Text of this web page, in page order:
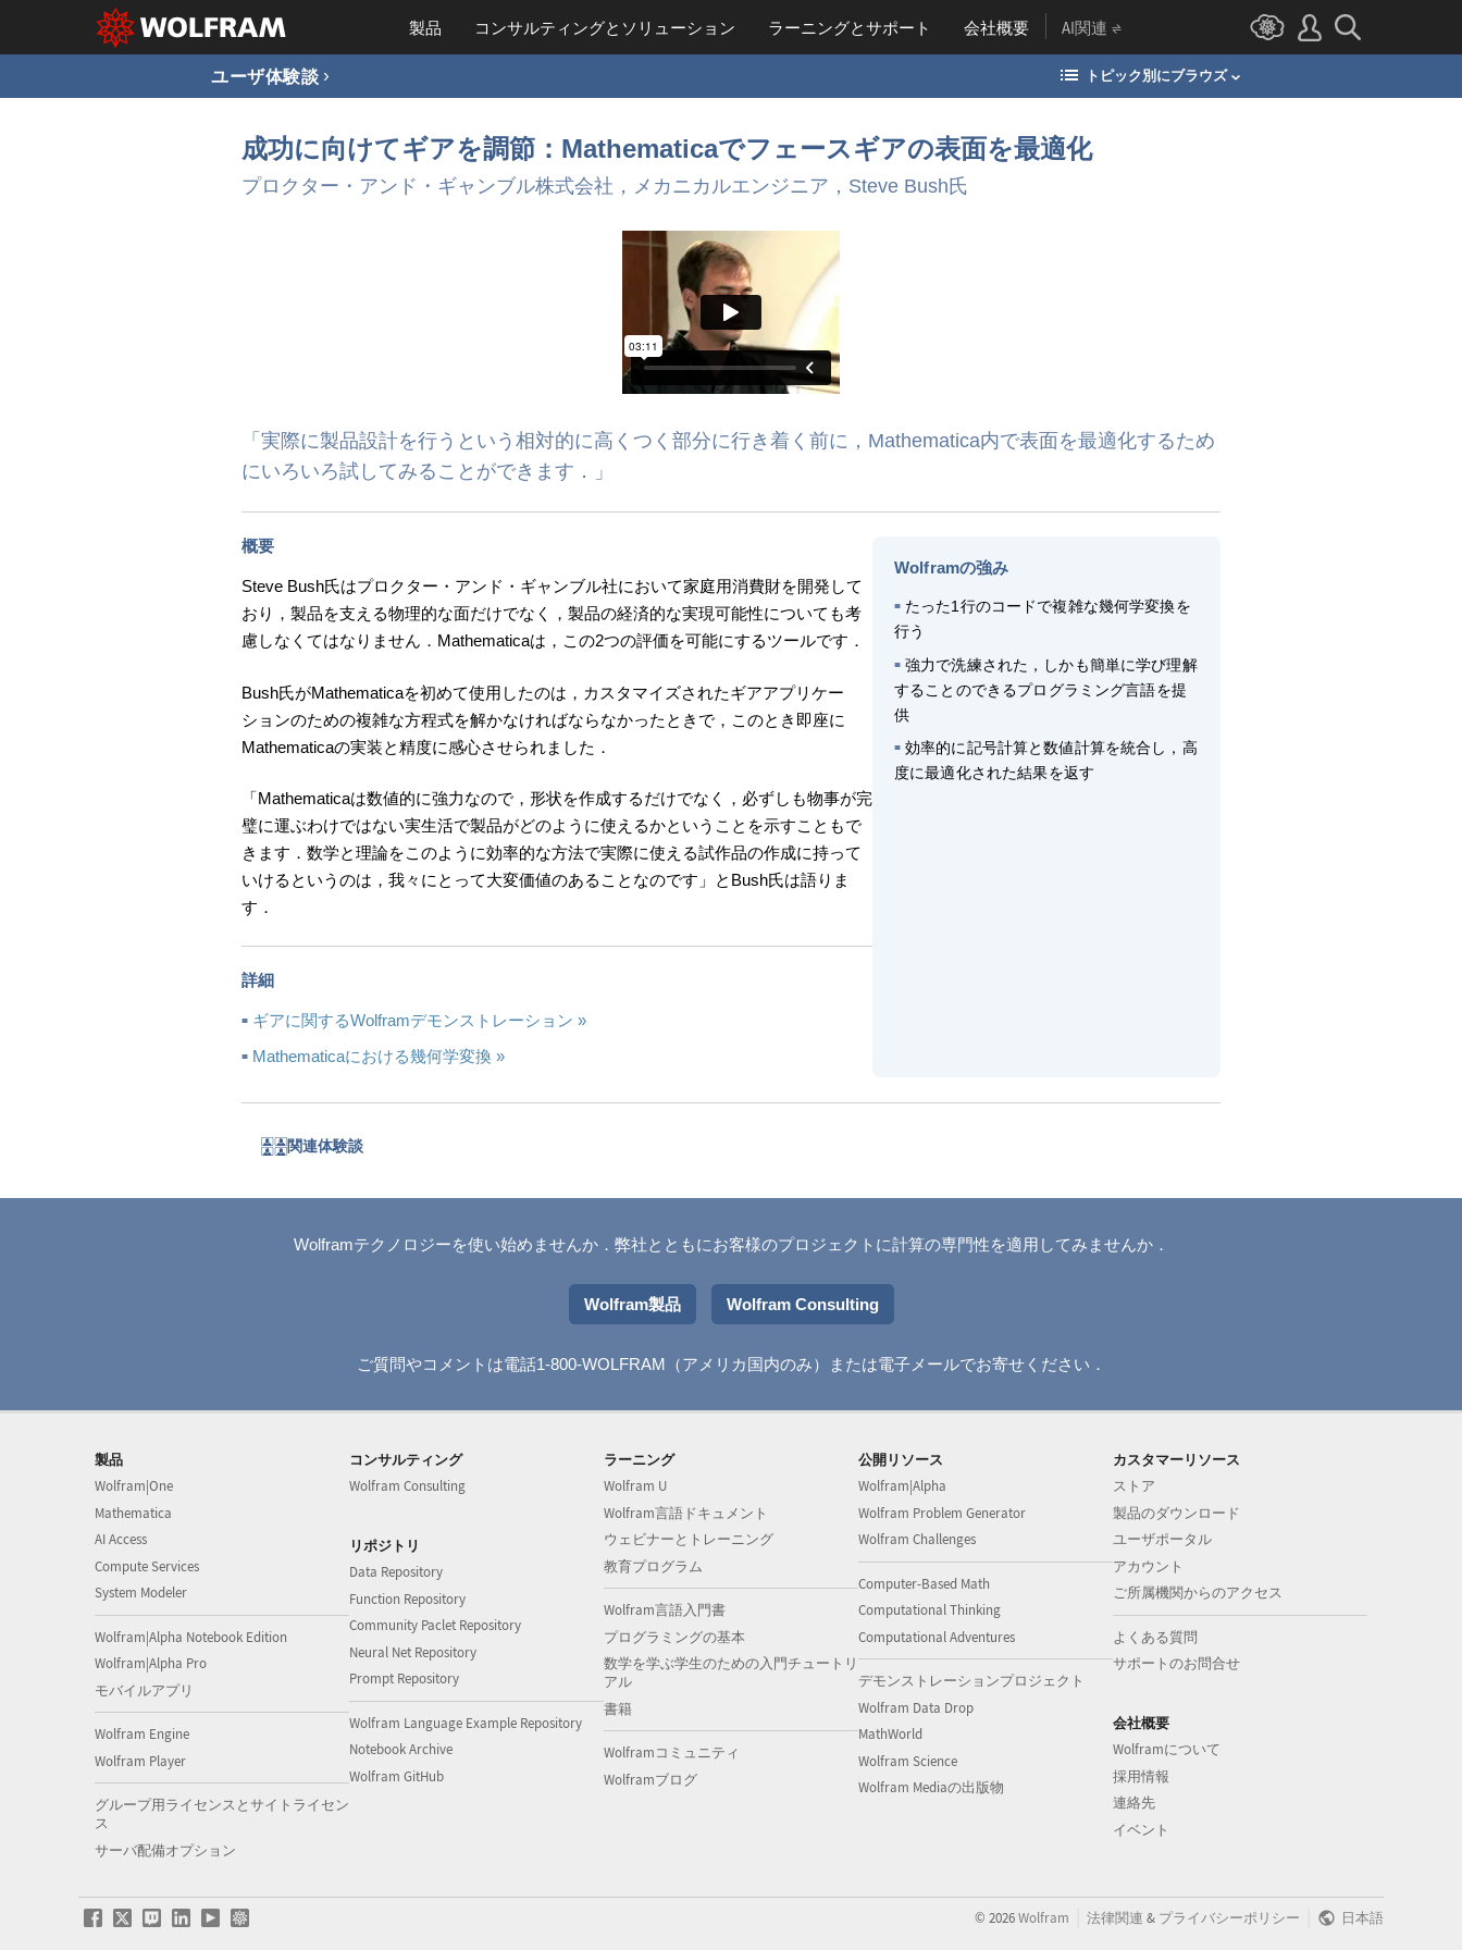
製品 コンサルティングとソリューション ラーニングとサポート 会社概要 AI関連
ユーザ体験談 トピック別にブラウズ
成功に向けてギアを調節：Mathematicaでフェースギアの表面を最適化
プロクター・アンド・ギャンブル株式会社，メカニカルエンジニア，Steve Bush氏
「実際に製品設計を行うという相対的に高くつく部分に行き着く前に，Mathematica内で表面を最適化するため
にいろいろ試してみることができます．」
概要
Steve Bush氏はプロクター・アンド・ギャンブル社において家庭用消費財を開発して
おり，製品を支える物理的な面だけでなく，製品の経済的な実現可能性についても考
慮しなくてはなりません．Mathematicaは，この2つの評価を可能にするツールです．
Bush氏がMathematicaを初めて使用したのは，カスタマイズされたギアアプリケー
ションのための複雑な方程式を解かなければならなかったときで，このとき即座に
Mathematicaの実装と精度に感心させられました．
「Mathematicaは数値的に強力なので，形状を作成するだけでなく，必ずしも物事が完
璧に運ぶわけではない実生活で製品がどのように使えるかということを示すこともで
きます．数学と理論をこのように効率的な方法で実際に使える試作品の作成に持って
いけるというのは，我々にとって大変価値のあることなのです」とBush氏は語りま
す．
詳細
ギアに関するWolframデモンストレーション
Mathematicaにおける幾何学変換
Wolframの強み
たった1行のコードで複雑な幾何学変換を
行う
強力で洗練された，しかも簡単に学び理解
することのできるプログラミング言語を提
供
効率的に記号計算と数値計算を統合し，高
度に最適化された結果を返す
関連体験談
Wolframテクノロジーを使い始めませんか．弊社とともにお客様のプロジェクトに計算の専門性を適用してみませんか．
Wolfram製品 Wolfram Consulting
ご質問やコメントは電話1-800-WOLFRAM（アメリカ国内のみ）または電子メールでお寄せください．
製品
Wolfram|One
Mathematica
AI Access
Compute Services
System Modeler
Wolfram|Alpha Notebook Edition
Wolfram|Alpha Pro
モバイルアプリ
Wolfram Engine
Wolfram Player
グループ用ライセンスとサイトライセン
ス
サーバ配備オプション
コンサルティング
Wolfram Consulting
リポジトリ
Data Repository
Function Repository
Community Paclet Repository
Neural Net Repository
Prompt Repository
Wolfram Language Example Repository
Notebook Archive
Wolfram GitHub
ラーニング
Wolfram U
Wolfram言語ドキュメント
ウェビナーとトレーニング
教育プログラム
Wolfram言語入門書
プログラミングの基本
数学を学ぶ学生のための入門チュートリ
アル
書籍
Wolframコミュニティ
Wolframブログ
公開リソース
Wolfram|Alpha
Wolfram Problem Generator
Wolfram Challenges
Computer-Based Math
Computational Thinking
Computational Adventures
デモンストレーションプロジェクト
Wolfram Data Drop
MathWorld
Wolfram Science
Wolfram Mediaの出版物
カスタマーリソース
ストア
製品のダウンロード
ユーザポータル
アカウント
ご所属機関からのアクセス
よくある質問
サポートのお問合せ
会社概要
Wolframについて
採用情報
連絡先
イベント
© 2026Wolfram 法律関連 & プライバシーポリシー 日本語